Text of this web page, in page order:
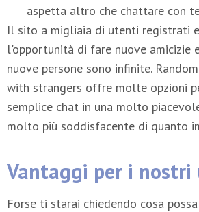
aspetta altro che chattare con
Il sito a migliaia di utenti registrati
l'opportunità di fare nuove amicizie
nuove persone sono infinite.
with strangers offre molte opzioni
semplice chat in una molto
molto più soddisfacente di quanto
Vantaggi per i
Forse ti starai chiedendo cosa